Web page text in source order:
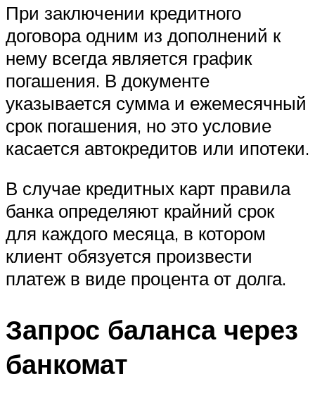
При заключении кредитного
договора одним из дополнений к
нему всегда является график
погашения. В документе
указывается сумма и ежемесячный
срок погашения, но это условие
касается автокредитов или ипотеки.
В случае кредитных карт правила
банка определяют крайний срок
для каждого месяца, в котором
клиент обязуется произвести
платеж в виде процента от долга.
Запрос баланса через
банкомат